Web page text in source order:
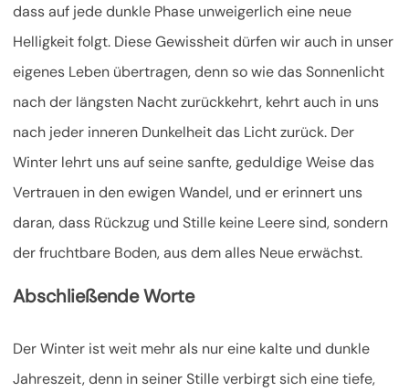
dass auf jede dunkle Phase unweigerlich eine neue
Helligkeit folgt. Diese Gewissheit dürfen wir auch in unser
eigenes Leben übertragen, denn so wie das Sonnenlicht
nach der längsten Nacht zurückkehrt, kehrt auch in uns
nach jeder inneren Dunkelheit das Licht zurück. Der
Winter lehrt uns auf seine sanfte, geduldige Weise das
Vertrauen in den ewigen Wandel, und er erinnert uns
daran, dass Rückzug und Stille keine Leere sind, sondern
der fruchtbare Boden, aus dem alles Neue erwächst.
Abschließende Worte
Der Winter ist weit mehr als nur eine kalte und dunkle
Jahreszeit, denn in seiner Stille verbirgt sich eine tiefe,